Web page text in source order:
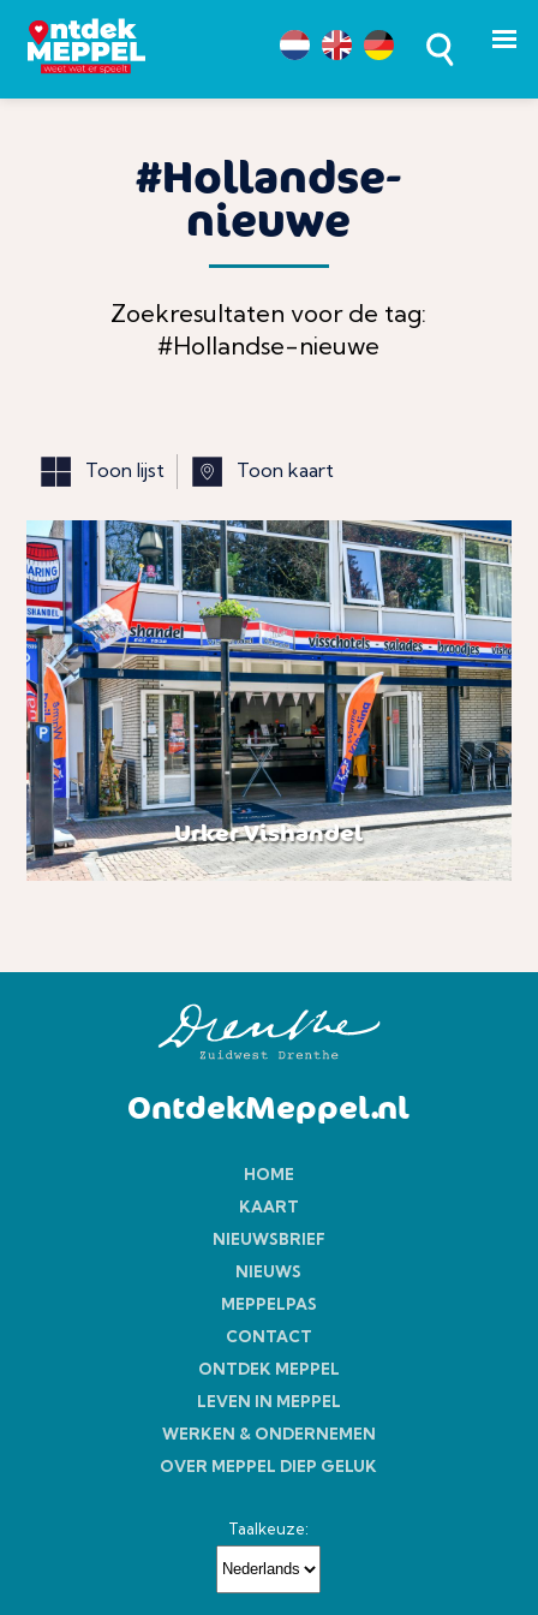
#Hollandse-
nieuwe
Zoekresultaten voor de tag:
#Hollandse-nieuwe
Toon lijst Toon kaart
Urker Vishandel
OntdekMeppel.nl
HOME
KAART
NIEUWSBRIEF
NIEUWS
MEPPELPAS
CONTACT
ONTDEK MEPPEL
LEVEN IN MEPPEL
WERKEN & ONDERNEMEN
OVER MEPPEL DIEP GELUK
Taalkeuze: